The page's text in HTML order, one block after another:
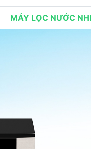
MÁY LỌC NƯỚC